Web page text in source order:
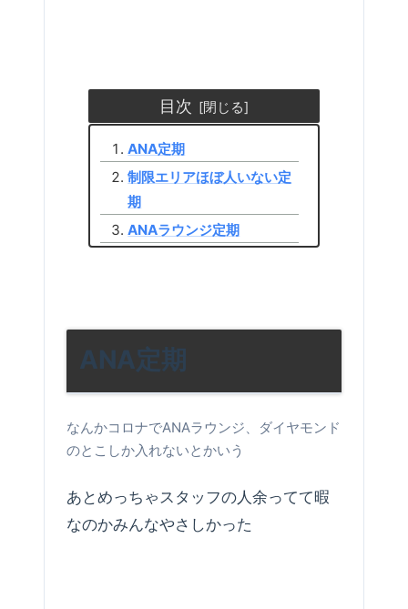
目次
ANA定期
制限エリアほぼ人いない定
期
ANAラウンジ定期
ANA定期
なんかコロナでANAラウンジ、ダイヤモンド
のとこしか入れないとかいう
あとめっちゃスタッフの人余ってて暇
なのかみんなやさしかった